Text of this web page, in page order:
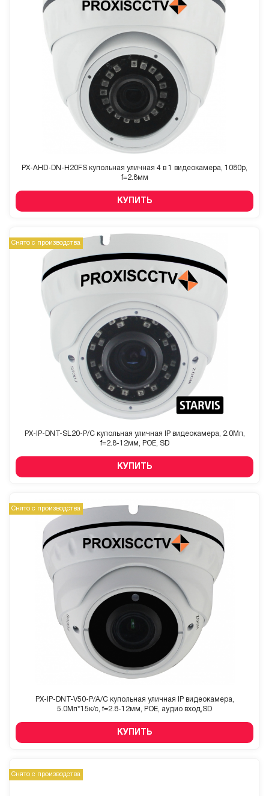
PX-AHD-DN-H20FS купольная уличная 4 в 1 видеокамера, 1080p,
f=2.8мм
КУПИТЬ
Снято с производства
PX-IP-DNT-SL20-P/C купольная уличная IP видеокамера, 2.0Мп,
f=2.8-12мм, POE, SD
КУПИТЬ
Снято с производства
PX-IP-DNT-V50-P/A/C купольная уличная IP видеокамера,
5.0Мп*15к/с, f=2.8-12мм, POE, аудио вход,SD
КУПИТЬ
Снято с производства